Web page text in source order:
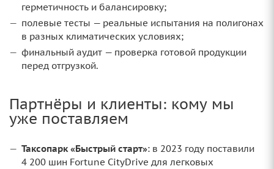
герметичность и балансировку;
полевые тесты — реальные испытания на полигонах
в разных климатических условиях;
финальный аудит — проверка готовой продукции
перед отгрузкой.
Партнёры и клиенты: кому мы
уже поставляем
Таксопарк «Быстрый старт»: в 2023 году поставили
4 200 шин Fortune CityDrive для легковых